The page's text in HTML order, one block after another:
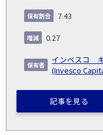
7.43
0.27
インベスコ
(Invesco
記事を見る